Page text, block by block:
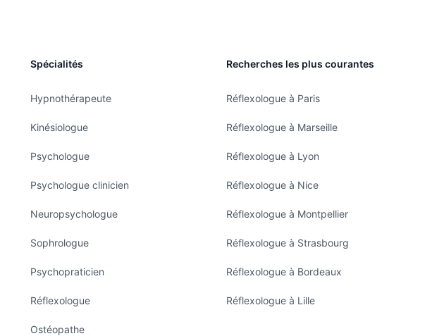
Spécialités
Hypnothérapeute
Kinésiologue
Psychologue
Psychologue clinicien
Neuropsychologue
Sophrologue
Psychopraticien
Réflexologue
Ostéopathe
Recherches les plus courantes
Réflexologue à Paris
Réflexologue à Marseille
Réflexologue à Lyon
Réflexologue à Nice
Réflexologue à Montpellier
Réflexologue à Strasbourg
Réflexologue à Bordeaux
Réflexologue à Lille